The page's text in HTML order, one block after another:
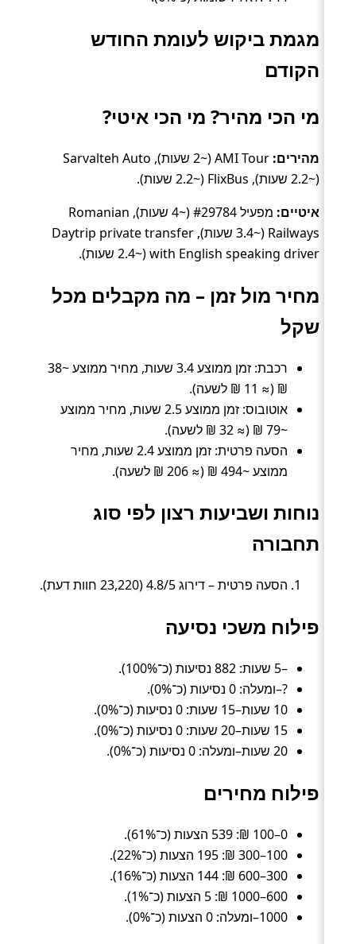
מגמת ביקוש לעומת החודש
הקודם
מי הכי מהיר? מי הכי איטי?
מהירים:
AMI Tour (~2 שעות), Sarvalteh Auto
(~2.2 שעות), FlixBus (~2.2 שעות).
איטיים:
מפעיל #29784 (~4 שעות), Romanian
Railways (~3.4 שעות), Daytrip private transfer
with English speaking driver (~2.4 שעות).
מחיר מול זמן – מה מקבלים מכל
שקל
רכבת: זמן ממוצע 3.4 שעות, מחיר ממוצע ~38
₪ (≈ 11 ₪ לשעה).
אוטובוס: זמן ממוצע 2.5 שעות, מחיר ממוצע
~79 ₪ (≈ 32 ₪ לשעה).
הסעה פרטית: זמן ממוצע 2.4 שעות, מחיר
ממוצע ~494 ₪ (≈ 206 ₪ לשעה).
נוחות ושביעות רצון לפי סוג
תחבורה
הסעה פרטית – דירוג 4.8/5 (23,220 חוות דעת).
פילוח משכי נסיעה
–5 שעות: 882 נסיעות (כ־100%).
?–ומעלה: 0 נסיעות (כ־0%).
10 שעות–15 שעות: 0 נסיעות (כ־0%).
15 שעות–20 שעות: 0 נסיעות (כ־0%).
20 שעות–ומעלה: 0 נסיעות (כ־0%).
פילוח מחירים
0–100 ₪: 539 הצעות (כ־61%).
100–300 ₪: 195 הצעות (כ־22%).
300–600 ₪: 144 הצעות (כ־16%).
600–1000 ₪: 5 הצעות (כ־1%).
1000–ומעלה: 0 הצעות (כ־0%).